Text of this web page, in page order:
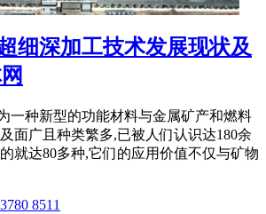
细深加工技术发展现状及
一种新型的功能材料与金属矿产和燃料
面广且种类繁多,已被人们认识达180余
就达80多种,它们的应用价值不仅与矿物
8511